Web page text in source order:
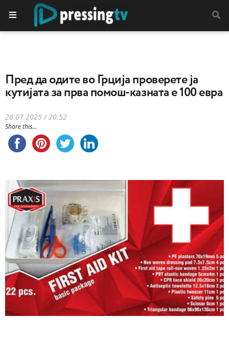
Пред да одите во Грција проверете ја
кутијата за прва помош-казната е 100 евра
28.07.2025 / 20:52
Share this...